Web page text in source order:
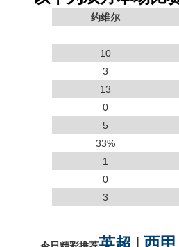
约维尔
10
3
13
0
5
33%
1
0
3